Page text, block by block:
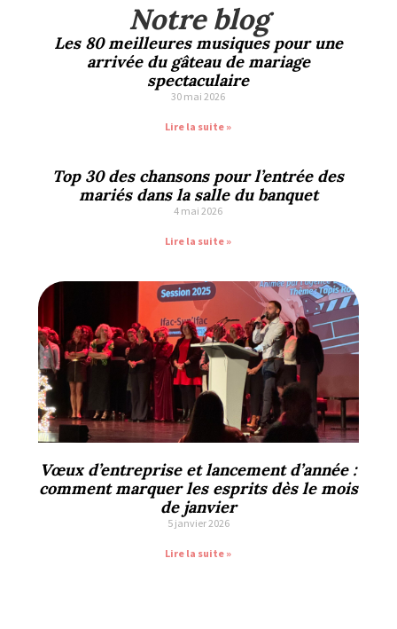
Notre blog
Les 80 meilleures musiques pour une
arrivée du gâteau de mariage
spectaculaire
30 mai 2026
Lire la suite »
Top 30 des chansons pour l’entrée des
mariés dans la salle du banquet
4 mai 2026
Lire la suite »
Vœux d’entreprise et lancement d’année :
comment marquer les esprits dès le mois
de janvier
5 janvier 2026
Lire la suite »